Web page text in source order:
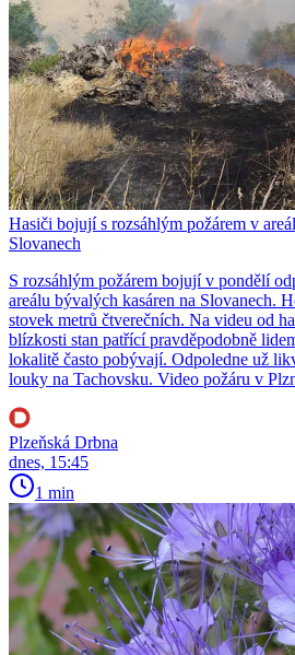
Hasiči bojují s rozsáhlým požárem v
Slovanech
S rozsáhlým požárem bojují v pondělí
areálu bývalých kasáren na Slovanech.
stovek metrů čtverečních. Na videu od
blízkosti stan patřící pravděpodobně
lokalitě často pobývají. Odpoledne už
louky na Tachovsku. Video požáru v
Plzeňská Drbna
dnes, 15:45
1 min